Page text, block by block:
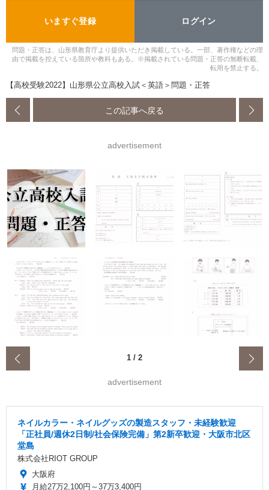
いますぐ登録 ログイン
問題・正答は、山形県教育庁より提供いただき掲載している。一部、著作権などの理
由で掲載を控えている箇所や教科もある。※掲載されている問題・正答の無断転載、
転用を禁止する。
【高校受験2022】山形県公立高校入試＜英語＞問題・正答
この記事へ戻る
advertisement
1 / 2
advertisement
ネイルカラー・ネイルグッズの製造スタッフ・未経験歓迎
「正社員/週休2日制/社会保険完備」第2新卒歓迎・大阪市北区
堂島
株式会社RIOT GROUP
大阪府
月給27万2,100円～37万3,400円